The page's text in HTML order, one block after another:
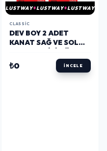
LUSTWAY LUSTWAY LUSTWAY
CLASSIC
DEV BOY 2 ADET
KANAT SAĞ VE SOL
ŞABLONU
₺0 İNCELE